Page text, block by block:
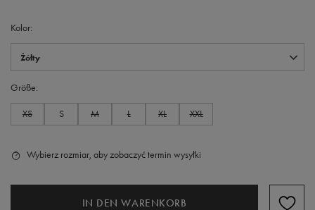
Kolor
Żółty
Größe
XS S M L XL XXL
Wybierz rozmiar, aby zobaczyć termin wysyłki
IN DEN WARENKORB